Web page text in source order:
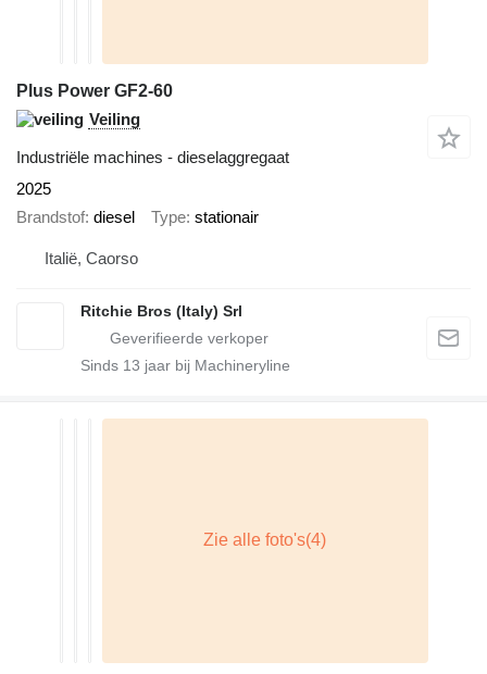
Plus Power GF2-60
Veiling
Industriële machines - dieselaggregaat
2025
Brandstof diesel Type stationair
Italië, Caorso
Ritchie Bros (Italy) Srl
Sinds 13 jaar bij Machineryline